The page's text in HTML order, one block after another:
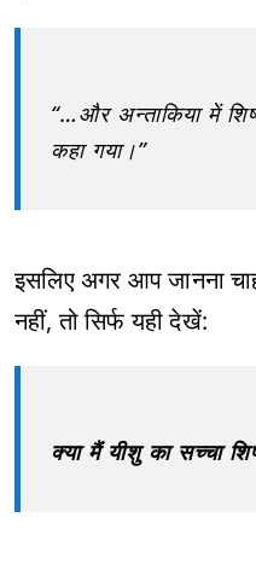
“…और अन्ताकिया में
कहा गया।”
इसलिए अगर आप जानना
नहीं, तो सिर्फ यही देखें:
क्या मैं यीशु का सच्चा